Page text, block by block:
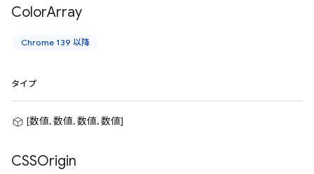
ColorArray
Chrome 139 以降
タイプ
[数値, 数値, 数値, 数値]
CSSOrigin